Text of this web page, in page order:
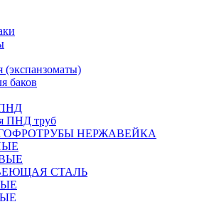
(экспанзоматы)
баков
ПНД труб
ГОФРОТРУБЫ НЕРЖАВЕЙКА
СТАЛЬ